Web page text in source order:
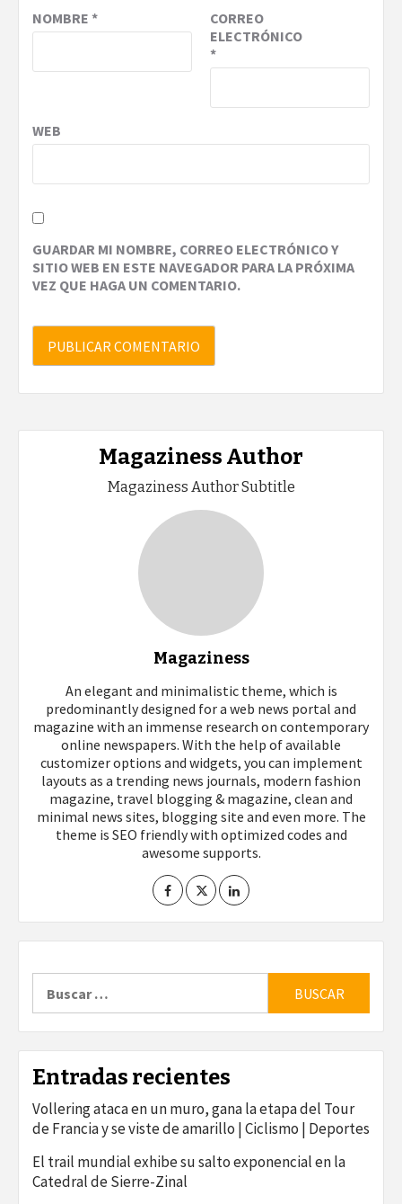
NOMBRE *
CORREO
ELECTRÓNICO
*
WEB
GUARDAR MI NOMBRE, CORREO ELECTRÓNICO Y
SITIO WEB EN ESTE NAVEGADOR PARA LA PRÓXIMA
VEZ QUE HAGA UN COMENTARIO.
Magaziness Author
Magaziness Author Subtitle
Magaziness
An elegant and minimalistic theme, which is
predominantly designed for a web news portal and
magazine with an immense research on contemporary
online newspapers. With the help of available
customizer options and widgets, you can implement
layouts as a trending news journals, modern fashion
magazine, travel blogging & magazine, clean and
minimal news sites, blogging site and even more. The
theme is SEO friendly with optimized codes and
awesome supports.
Entradas recientes
Vollering ataca en un muro, gana la etapa del Tour
de Francia y se viste de amarillo | Ciclismo | Deportes
El trail mundial exhibe su salto exponencial en la
Catedral de Sierre-Zinal